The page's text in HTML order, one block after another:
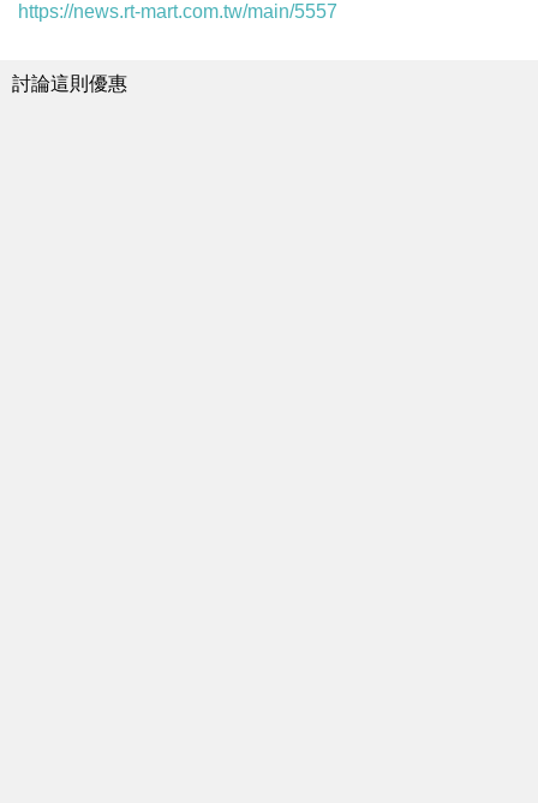
https://news.rt-mart.com.tw/main/5557
討論這則優惠